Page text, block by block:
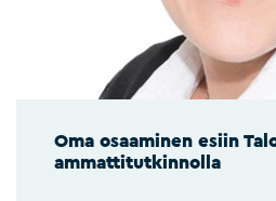
Oma osaaminen esiin
ammattitutkinnolla